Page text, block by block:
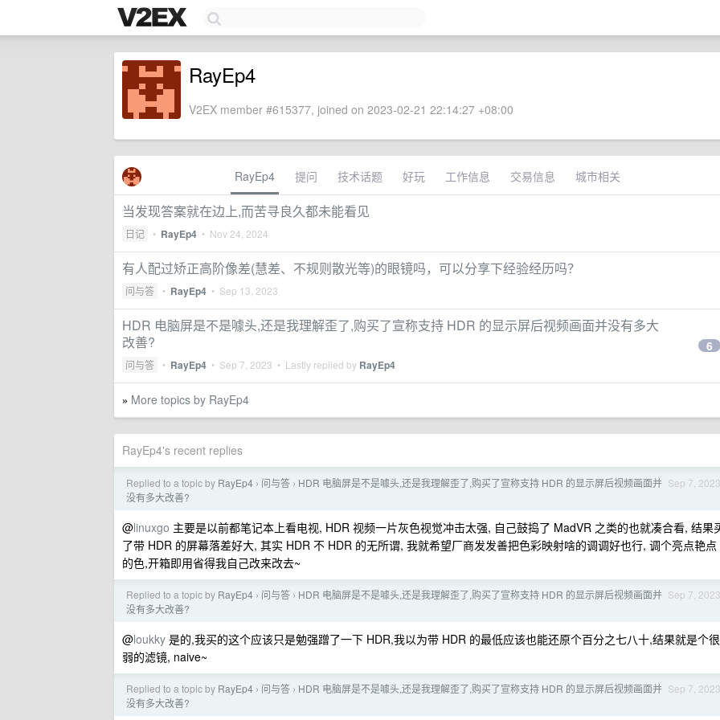
RayEp4
V2EX member #615377, joined on 2023-02-21 22:14:27 +08:00
RayEp4 提问 技术话题 好玩 工作信息 交易信息 城市相关
当发现答案就在边上,而苦寻良久都未能看见
日记 • RayEp4 • Nov 24, 2024
有人配过矫正高阶像差(慧差、不规则散光等)的眼镜吗，可以分享下经验经历吗？
问与答 • RayEp4 • Sep 13, 2023
HDR 电脑屏是不是噱头,还是我理解歪了,购买了宣称支持 HDR 的显示屏后视频画面并没有多大
改善?
问与答 • RayEp4 • Sep 7, 2023 • Lastly replied by RayEp4
6
» More topics by RayEp4
RayEp4's recent replies
Sep 7, 2023
Replied to a topic by RayEp4 › 问与答 › HDR 电脑屏是不是噱头,还是我理解歪了,购买了宣称支持 HDR 的显示屏后视频画面并
没有多大改善?
@linuxgo 主要是以前都笔记本上看电视, HDR 视频一片灰色视觉冲击太强, 自己鼓捣了 MadVR 之类的也就凑合看, 结果
了带 HDR 的屏幕落差好大, 其实 HDR 不 HDR 的无所谓, 我就希望厂商发发善把色彩映射啥的调调好也行, 调个亮点艳点
的色,开箱即用省得我自己改来改去~
Sep 7, 2023
Replied to a topic by RayEp4 › 问与答 › HDR 电脑屏是不是噱头,还是我理解歪了,购买了宣称支持 HDR 的显示屏后视频画面并
没有多大改善?
@loukky 是的,我买的这个应该只是勉强蹭了一下 HDR,我以为带 HDR 的最低应该也能还原个百分之七八十,结果就是个很
弱的滤镜, naive~
Sep 7, 2023
Replied to a topic by RayEp4 › 问与答 › HDR 电脑屏是不是噱头,还是我理解歪了,购买了宣称支持 HDR 的显示屏后视频画面并
没有多大改善?